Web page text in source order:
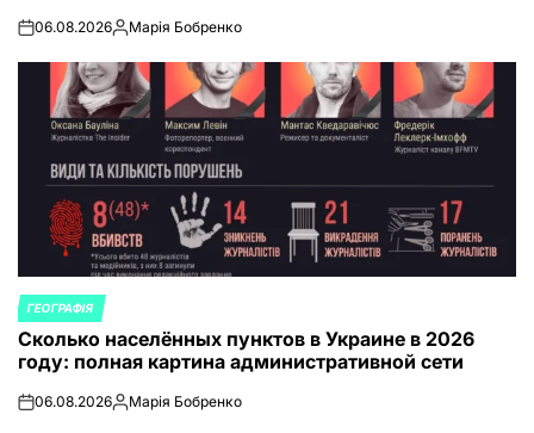
on06.08.2026Запись
Марія Бобренко
ОПУБЛИКОВАНО
В
ГЕОГРАФІЯ
Сколько населённых пунктов в Украине в 2026
году: полная картина административной сети
on06.08.2026Запись
Марія Бобренко